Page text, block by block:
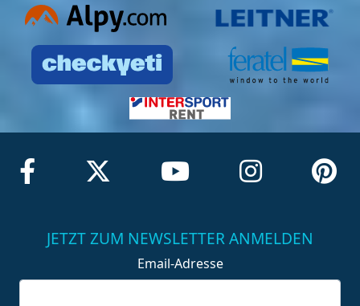
JETZT ZUM NEWSLETTER ANMELDEN
Email-Adresse